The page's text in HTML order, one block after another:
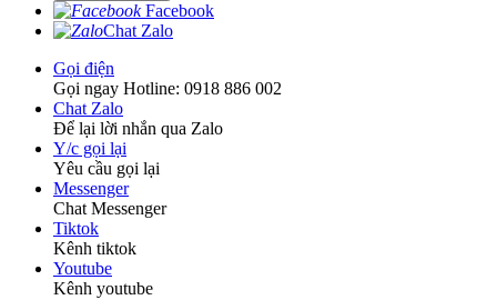
Facebook
Chat Zalo
Gọi điện
Gọi ngay Hotline: 0918 886 002
Chat Zalo
Để lại lời nhắn qua Zalo
Y/c gọi lại
Yêu cầu gọi lại
Messenger
Chat Messenger
Tiktok
Kênh tiktok
Youtube
Kênh youtube